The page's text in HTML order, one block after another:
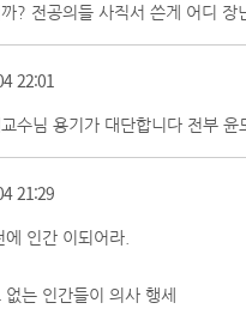
? 전공의들 사직서 쓴게 어디 장
22:01
수님 용기가 대단합니다 전부 윤
21:29
에 인간 이되어라.
없는 인간들이 의사 행세